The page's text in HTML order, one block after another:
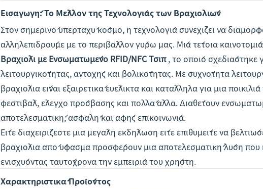
Εισαγωγή: Το Μέλλον της Τεχνολογίας των Βραχιολιών
Στον σημερινό υπερταχύ κόσμο, η τεχνολογία συνεχίζει να
αλληλεπιδρούμε με το περιβάλλον γύρω μας. Μία τέτοια καινοτομία
Βραχιόλι με Ενσωματωμένο RFID/NFC Τσιπ, το οποίο
λειτουργικότητας, αντοχής και βολικότητας. Με συχνότητα
βραχιόλια είναι εξαιρετικά ευέλικτα και κατάλληλα για μια
φεστιβάλ, έλεγχο πρόσβασης και πολλά άλλα. Διαθέτουν
αποτελεσματική, ασφαλή και αφής επικοινωνία.
Είτε διαχειρίζεστε μια μεγάλη εκδήλωση είτε επιθυμείτε να
βραχιόλια από ύφασμα προσφέρουν μια αποτελεσματική λύση που
ενισχύοντας ταυτόχρονα την εμπειρία του χρήστη.
Χαρακτηριστικά Προϊόντος